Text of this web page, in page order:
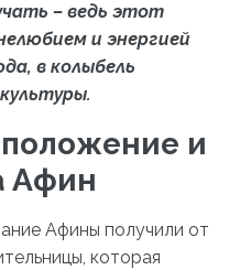
– ведь этот
и энергией
в колыбель
и
Афин
Афины получили от
которая